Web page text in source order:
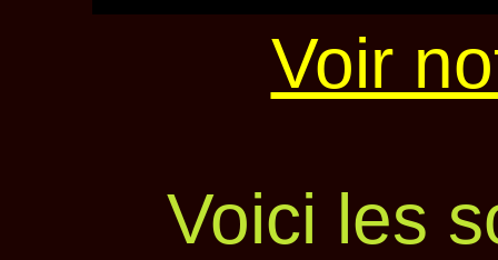
Voici les
Voir